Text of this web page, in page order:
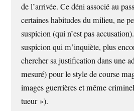
de l’arrivée. Ce déni associé au
certaines habitudes du milieu, ne
suspicion (qui n’est pas
suspicion qui m’inquiète, plus
chercher sa justification dans une
mesuré) pour le style de course
images guerrières et même
tueur »).